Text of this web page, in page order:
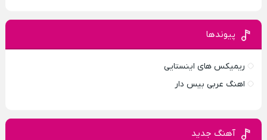
پیوندها
ریمیکس های اینستایی
اهنگ عربی بیس دار
آهنگ جدید